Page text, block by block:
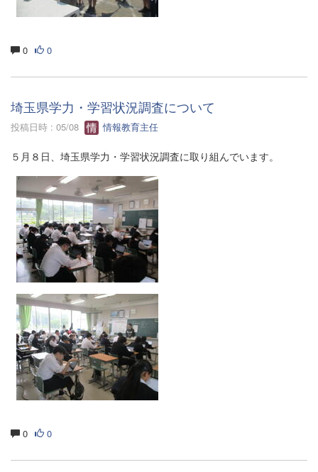
0 0
埼玉県学力・学習状況調査について
投稿日時 : 05/08 情報教育主任
５月８日、埼玉県学力・学習状況調査に取り組んでいます。
0 0